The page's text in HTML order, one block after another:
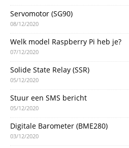
Servomotor (SG90)
08/12/2020
Welk model Raspberry Pi heb je?
07/12/2020
Solide State Relay (SSR)
05/12/2020
Stuur een SMS bericht
05/12/2020
Digitale Barometer (BME280)
03/12/2020